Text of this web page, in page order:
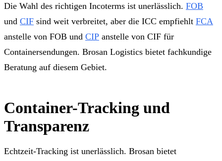
Die Wahl des richtigen Incoterms ist unerlässlich. FOB
und CIF sind weit verbreitet, aber die ICC empfiehlt FCA
anstelle von FOB und CIP anstelle von CIF für
Containersendungen. Brosan Logistics bietet fachkundige
Beratung auf diesem Gebiet.
Container-Tracking und
Transparenz
Echtzeit-Tracking ist unerlässlich. Brosan bietet